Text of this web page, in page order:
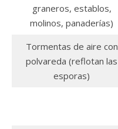
graneros, establos,
molinos, panaderías)
Tormentas de aire con
polvareda (reflotan las
esporas)